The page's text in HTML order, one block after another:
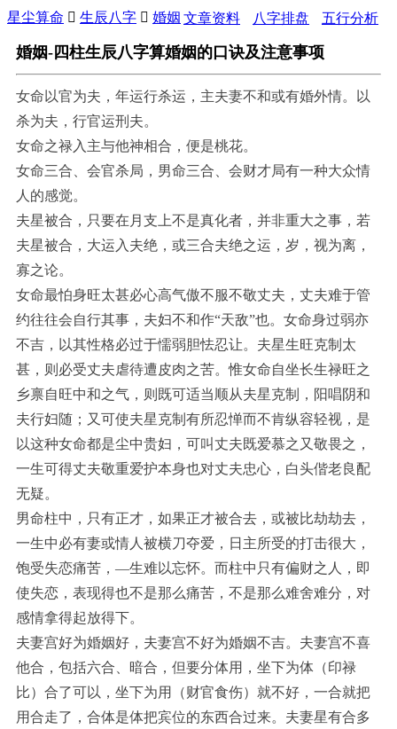
星尘算命  生辰八字  婚姻 文章资料 八字排盘 五行分析
婚姻-四柱生辰八字算婚姻的口诀及注意事项
女命以官为夫，年运行杀运，主夫妻不和或有婚外情。以
杀为夫，行官运刑夫。
女命之禄入主与他神相合，便是桃花。
女命三合、会官杀局，男命三合、会财才局有一种大众情
人的感觉。
夫星被合，只要在月支上不是真化者，并非重大之事，若
夫星被合，大运入夫绝，或三合夫绝之运，岁，视为离，
寡之论。
女命最怕身旺太甚必心高气傲不服不敬丈夫，丈夫难于管
约往往会自行其事，夫妇不和作“天敌”也。女命身过弱亦
不吉，以其性格必过于懦弱胆怯忍让。夫星生旺克制太
甚，则必受丈夫虐待遭皮肉之苦。惟女命自坐长生禄旺之
乡禀自旺中和之气，则既可适当顺从夫星克制，阳唱阴和
夫行妇随；又可使夫星克制有所忍惮而不肯纵容轻视，是
以这种女命都是尘中贵妇，可叫丈夫既爱慕之又敬畏之，
一生可得丈夫敬重爱护本身也对丈夫忠心，白头偕老良配
无疑。
男命柱中，只有正才，如果正才被合去，或被比劫劫去，
一生中必有妻或情人被横刀夺爱，日主所受的打击很大，
饱受失恋痛苦，—生难以忘怀。而柱中只有偏财之人，即
使失恋，表现得也不是那么痛苦，不是那么难舍难分，对
感情拿得起放得下。
夫妻宫好为婚姻好，夫妻宫不好为婚姻不吉。夫妻宫不喜
他合，包括六合、暗合，但要分体用，坐下为体（印禄
比）合了可以，坐下为用（财官食伤）就不好，一合就把
用合走了，合体是体把宾位的东西合过来。夫妻星有合多